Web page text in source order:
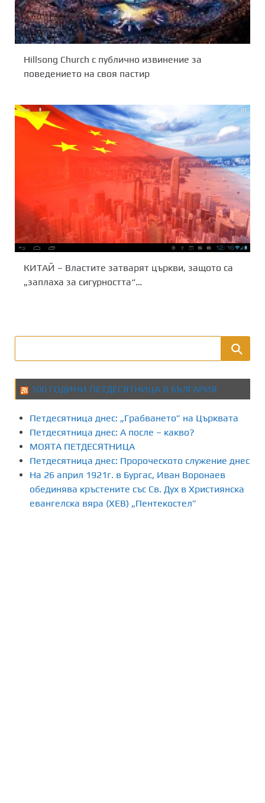
Hillsong Church с публично извинение за
поведението на своя пастир
КИТАЙ – Властите затварят църкви, защото са
„заплаха за сигурността“…
100 ГОДИНИ ПЕТДЕСЯТНИЦА В БЪЛГАРИЯ
Петдесятница днес: „Грабването” на Църквата
Петдесятница днес: А после – какво?
МОЯТА ПЕТДЕСЯТНИЦА
Петдесятница днес: Пророческото служение днес
На 26 април 1921г. в Бургас, Иван Воронаев
обединява кръстените със Св. Дух в Християнска
евангелска вяра (ХЕВ) „Пентекостел”